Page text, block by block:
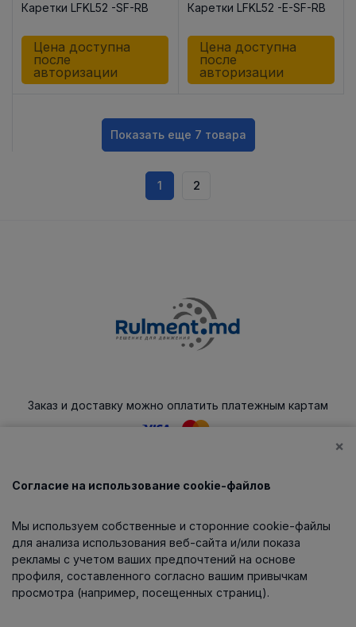
Каретки LFKL52 -SF-RB
Цена доступна
после
авторизации
Каретки LFKL52 -E-SF-RB
Цена доступна
после
авторизации
Показать еще 7 товара
1 2
Заказ и доставку можно оплатить платежным картам
Каталог
О компании
Информация
×
Согласие на использование cookie-файлов
Мы используем собственные и сторонние cookie-файлы
для анализа использования веб-сайта и/или показа
рекламы с учетом ваших предпочтений на основе
профиля, составленного согласно вашим привычкам
просмотра (например, посещенных страниц).